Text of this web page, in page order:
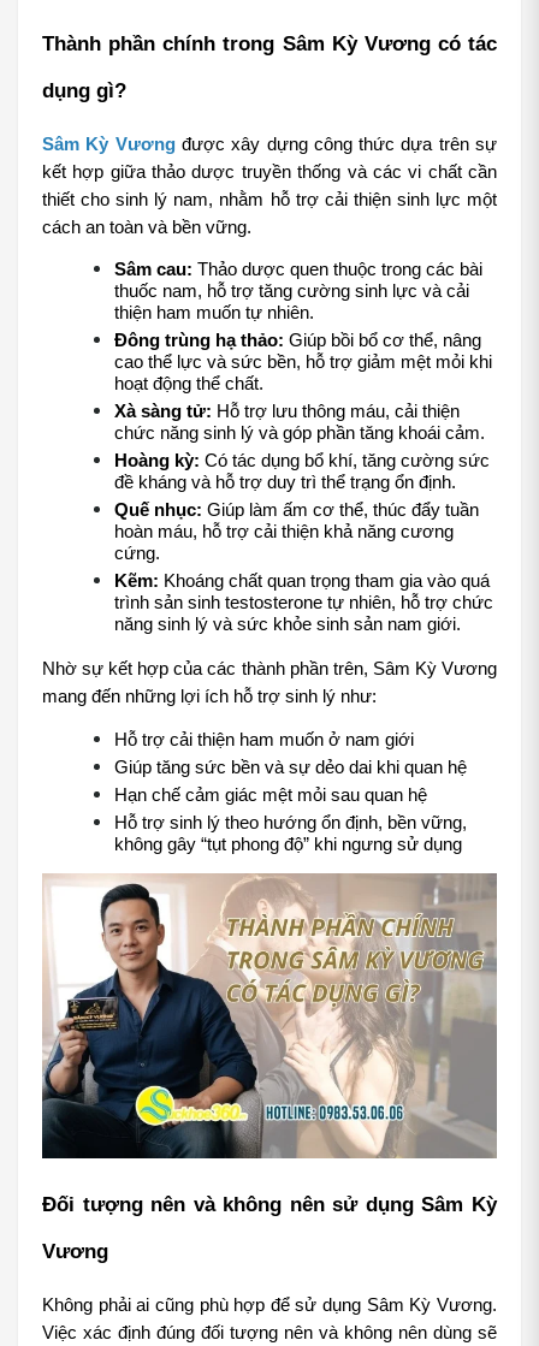
Thành phần chính trong Sâm Kỳ Vương có tác
dụng gì?
Sâm Kỳ Vương được xây dựng công thức dựa trên sự
kết hợp giữa thảo dược truyền thống và các vi chất cần
thiết cho sinh lý nam, nhằm hỗ trợ cải thiện sinh lực một
cách an toàn và bền vững.
Sâm cau: Thảo dược quen thuộc trong các bài
thuốc nam, hỗ trợ tăng cường sinh lực và cải
thiện ham muốn tự nhiên.
Đông trùng hạ thảo: Giúp bồi bổ cơ thể, nâng
cao thể lực và sức bền, hỗ trợ giảm mệt mỏi khi
hoạt động thể chất.
Xà sàng tử: Hỗ trợ lưu thông máu, cải thiện
chức năng sinh lý và góp phần tăng khoái cảm.
Hoàng kỳ: Có tác dụng bổ khí, tăng cường sức
đề kháng và hỗ trợ duy trì thể trạng ổn định.
Quế nhục: Giúp làm ấm cơ thể, thúc đẩy tuần
hoàn máu, hỗ trợ cải thiện khả năng cương
cứng.
Kẽm: Khoáng chất quan trọng tham gia vào quá
trình sản sinh testosterone tự nhiên, hỗ trợ chức
năng sinh lý và sức khỏe sinh sản nam giới.
Nhờ sự kết hợp của các thành phần trên, Sâm Kỳ Vương
mang đến những lợi ích hỗ trợ sinh lý như:
Hỗ trợ cải thiện ham muốn ở nam giới
Giúp tăng sức bền và sự dẻo dai khi quan hệ
Hạn chế cảm giác mệt mỏi sau quan hệ
Hỗ trợ sinh lý theo hướng ổn định, bền vững,
không gây “tụt phong độ” khi ngưng sử dụng
Đối tượng nên và không nên sử dụng Sâm Kỳ
Vương
Không phải ai cũng phù hợp để sử dụng Sâm Kỳ Vương.
Việc xác định đúng đối tượng nên và không nên dùng sẽ